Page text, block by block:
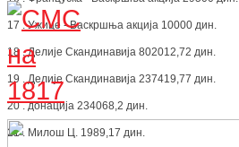
17 . Ужице - Васкршња акција 10000 дин.
18 . Делије Скандинавија 802012,72 дин.
19 . Делије Скандинавија 237419,77 дин.
20 . донација 234068,2 дин.
21 . Милош Ц. 1989,17 дин.